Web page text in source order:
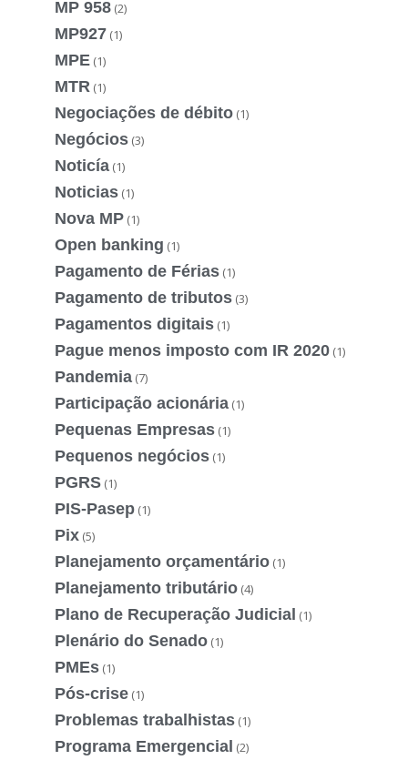
MP 958 (2)
MP927 (1)
MPE (1)
MTR (1)
Negociações de débito (1)
Negócios (3)
Noticía (1)
Noticias (1)
Nova MP (1)
Open banking (1)
Pagamento de Férias (1)
Pagamento de tributos (3)
Pagamentos digitais (1)
Pague menos imposto com IR 2020 (1)
Pandemia (7)
Participação acionária (1)
Pequenas Empresas (1)
Pequenos negócios (1)
PGRS (1)
PIS-Pasep (1)
Pix (5)
Planejamento orçamentário (1)
Planejamento tributário (4)
Plano de Recuperação Judicial (1)
Plenário do Senado (1)
PMEs (1)
Pós-crise (1)
Problemas trabalhistas (1)
Programa Emergencial (2)